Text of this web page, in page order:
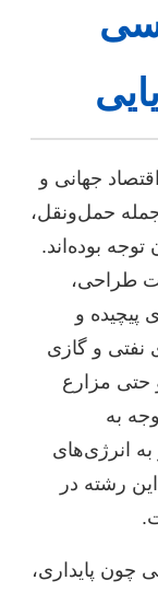
جهانی و
جمله حمل‌ونقل،
توجه بوده‌اند.
طراحی،
پیچیده و
نفتی و گازی
حتی مزارع
به
انرژی‌های
رشته در
چون پایداری،